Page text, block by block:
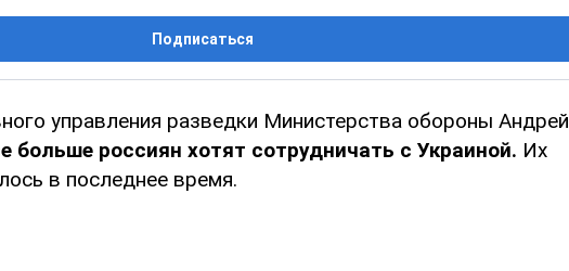
Подписаться
управления разведки Министерства обороны Андрей
больше россиян хотят сотрудничать с Украиной. Их
в последнее время.